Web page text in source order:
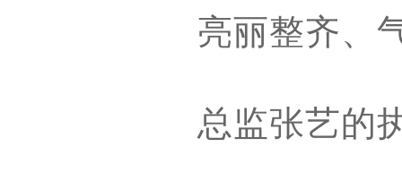
亮丽整齐、
总监张艺的